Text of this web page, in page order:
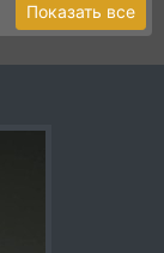
Показать все